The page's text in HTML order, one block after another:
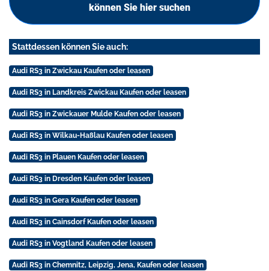
können Sie hier suchen
Stattdessen können Sie auch:
Audi RS3 in Zwickau Kaufen oder leasen
Audi RS3 in Landkreis Zwickau Kaufen oder leasen
Audi RS3 in Zwickauer Mulde Kaufen oder leasen
Audi RS3 in Wilkau-Haßlau Kaufen oder leasen
Audi RS3 in Plauen Kaufen oder leasen
Audi RS3 in Dresden Kaufen oder leasen
Audi RS3 in Gera Kaufen oder leasen
Audi RS3 in Cainsdorf Kaufen oder leasen
Audi RS3 in Vogtland Kaufen oder leasen
Audi RS3 in Chemnitz, Leipzig, Jena, Kaufen oder leasen